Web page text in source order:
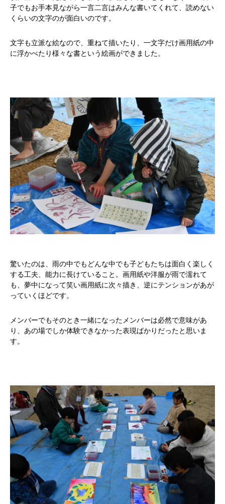
活動内容
寄り合い
Instagram 最新のイベント情報を発信中
かかみがはら暮らし委員会とは？ メンバー図鑑 活動内容 寄り合
子でもお手本見ながら一言二言はみんな書いてくれて、読めない
くらいの文字のが面白いのです。
文字も立派な絵なので、重ねて描いたり、一文字だけ画用紙の中
に浮かべたり様々な書という絵画ができました。
驚いたのは、雨の中でもどんな中でも子どもたちは面白く楽しく
する工夫、能力に長けていること。画用紙や洋服が雨で濡れて
も、夢中になって笑い画用紙に次々描き、逆にテンションがあが
っていくほどです。
メンバーでもそのとき一緒になったメンバーは必然で意味があ
り、あの場でしか体験できなかった表現ばかりだったと思いま
す。